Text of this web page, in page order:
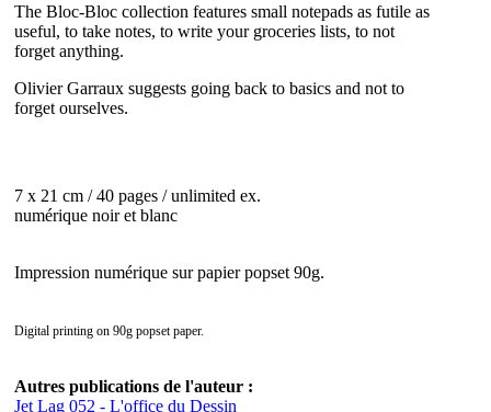
The Bloc-Bloc collection features small notepads as futile as
useful, to take notes, to write your groceries lists, to not
forget anything.
Olivier Garraux suggests going back to basics and not to
forget ourselves.
7 x 21 cm / 40 pages / unlimited ex.
numérique noir et blanc
Impression numérique sur papier popset 90g.
Digital printing on 90g popset paper.
Autres publications de l'auteur :
Jet Lag 052 - L'office du Dessin